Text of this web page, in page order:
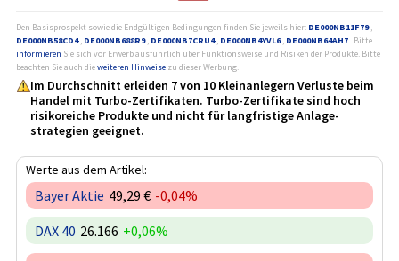
Den Basisprospekt sowie die Endgültigen Bedingungen finden Sie jeweils hier: DE000NB11F79,
DE000NB58CD4, DE000NB688R9, DE000NB7CRU4, DE000NB4YVL6, DE000NB64AH7 . Bitte
informieren Sie sich vor Erwerb ausführlich über Funktionsweise und Risiken der Produkte. Bitte
beachten Sie auch dieweiteren Hinweise zu dieser Werbung.
Im Durchschnitt erleiden 7 von 10 Kleinanlegern Verluste beim
Handel mit Turbo-Zertifikaten. Turbo-Zertifikate sind hoch
risikoreiche Produkte und nicht für langfristige Anlage­
strategien geeignet.
Werte aus dem Artikel:
Bayer Aktie 49,29 € -0,04%
DAX 40 26.166 +0,06%